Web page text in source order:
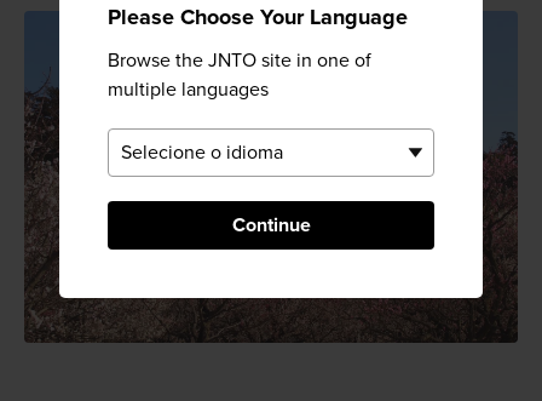
Please Choose Your Language
Browse the JNTO site in one of
multiple languages
Continue